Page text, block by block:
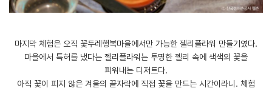
마지막 체험은 오직 꽃두레행복마을에서만 가능한 젤리플라워 만들기였다.
마을에서 특허를 냈다는 젤리플라워는 투명한 젤리 속에 색색의 꽃을
피워내는 디저트다.
아직 꽃이 피지 않은 겨울의 끝자락에 직접 꽃을 만드는 시간이라니. 체험